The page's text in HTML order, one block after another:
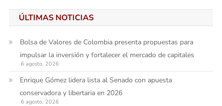
ÚLTIMAS NOTICIAS
Bolsa de Valores de Colombia presenta propuestas para
impulsar la inversión y fortalecer el mercado de capitales
6 agosto, 2026
Enrique Gómez lidera lista al Senado con apuesta
conservadora y libertaria en 2026
6 agosto, 2026